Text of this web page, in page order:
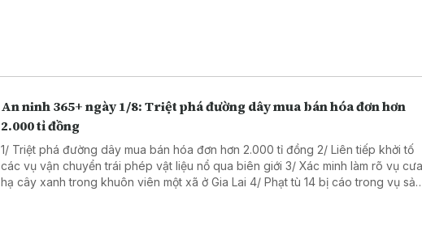
An ninh 365+ ngày 1/8: Triệt phá đường dây mua bán hóa đơn hơn
2.000 tỉ đồng
1/ Triệt phá đường dây mua bán hóa đơn hơn 2.000 tỉ đồng 2/ Liên tiếp khởi tố
các vụ vận chuyển trái phép vật liệu nổ qua biên giới 3/ Xác minh làm rõ vụ cưa
hạ cây xanh trong khuôn viên một xã ở Gia Lai 4/ Phạt tù 14 bị cáo trong vụ sản